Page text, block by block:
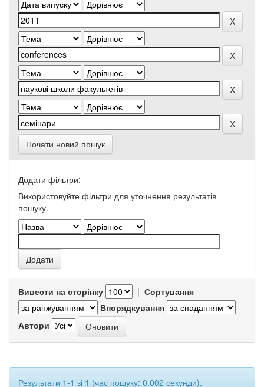
Почати новий пошук
Додати фільтри:
Використовуйте фільтри для уточнення результатів
пошуку.
Вивести на сторінку | Сортування
Впорядкування
Автори
Результати 1-1 зі 1 (час пошуку: 0.002 секунди).